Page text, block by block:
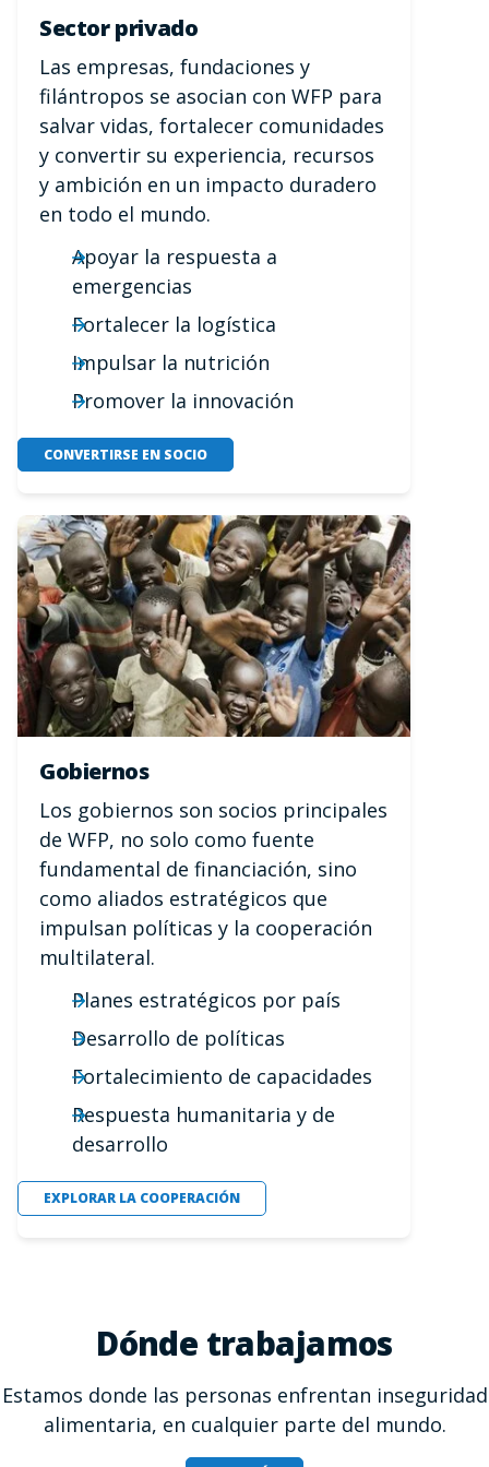
Sector privado
Las empresas, fundaciones y
filántropos se asocian con WFP para
salvar vidas, fortalecer comunidades
y convertir su experiencia, recursos
y ambición en un impacto duradero
en todo el mundo.
Apoyar la respuesta a
emergencias
Fortalecer la logística
Impulsar la nutrición
Promover la innovación
CONVERTIRSE EN SOCIO
Gobiernos
Los gobiernos son socios principales
de WFP, no solo como fuente
fundamental de financiación, sino
como aliados estratégicos que
impulsan políticas y la cooperación
multilateral.
Planes estratégicos por país
Desarrollo de políticas
Fortalecimiento de capacidades
Respuesta humanitaria y de
desarrollo
EXPLORAR LA COOPERACIÓN
Dónde trabajamos
Estamos donde las personas enfrentan inseguridad
alimentaria, en cualquier parte del mundo.